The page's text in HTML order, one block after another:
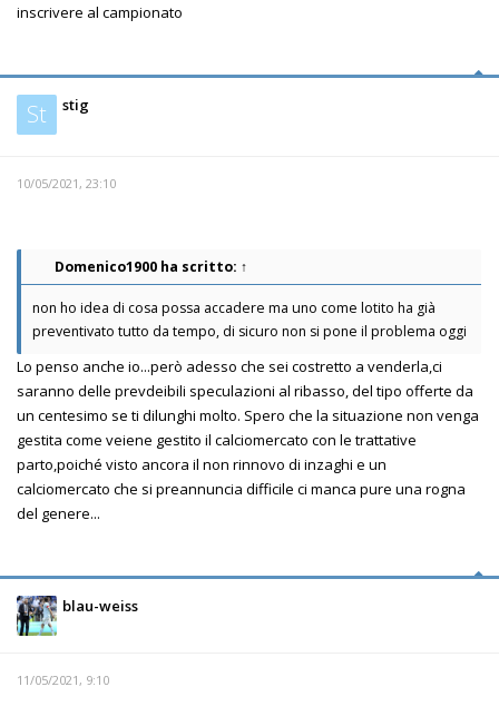
inscrivere al campionato
St stig
10/05/2021, 23:10
Domenico1900 ha scritto: ↑
non ho idea di cosa possa accadere ma uno come lotito ha già
preventivato tutto da tempo, di sicuro non si pone il problema oggi
Lo penso anche io...però adesso che sei costretto a venderla,ci
saranno delle prevdeibili speculazioni al ribasso, del tipo offerte da
un centesimo se ti dilunghi molto. Spero che la situazione non venga
gestita come veiene gestito il calciomercato con le trattative
parto,poiché visto ancora il non rinnovo di inzaghi e un
calciomercato che si preannuncia difficile ci manca pure una rogna
del genere...
blau-weiss
11/05/2021, 9:10